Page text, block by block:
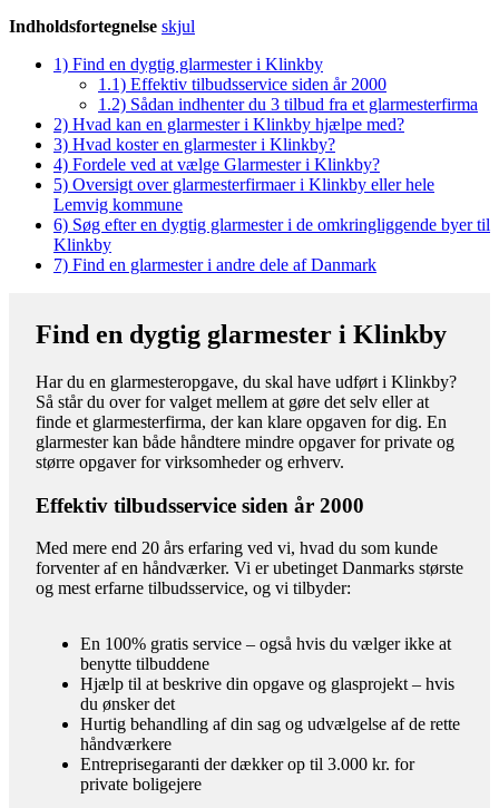
Indholdsfortegnelse skjul
1) Find en dygtig glarmester i Klinkby
1.1) Effektiv tilbudsservice siden år 2000
1.2) Sådan indhenter du 3 tilbud fra et glarmesterfirma
2) Hvad kan en glarmester i Klinkby hjælpe med?
3) Hvad koster en glarmester i Klinkby?
4) Fordele ved at vælge Glarmester i Klinkby?
5) Oversigt over glarmesterfirmaer i Klinkby eller hele
Lemvig kommune
6) Søg efter en dygtig glarmester i de omkringliggende byer til
Klinkby
7) Find en glarmester i andre dele af Danmark
Find en dygtig glarmester i Klinkby
Har du en glarmesteropgave, du skal have udført i Klinkby?
Så står du over for valget mellem at gøre det selv eller at
finde et glarmesterfirma, der kan klare opgaven for dig. En
glarmester kan både håndtere mindre opgaver for private og
større opgaver for virksomheder og erhverv.
Effektiv tilbudsservice siden år 2000
Med mere end 20 års erfaring ved vi, hvad du som kunde
forventer af en håndværker. Vi er ubetinget Danmarks største
og mest erfarne tilbudsservice, og vi tilbyder:
En 100% gratis service – også hvis du vælger ikke at
benytte tilbuddene
Hjælp til at beskrive din opgave og glasprojekt – hvis
du ønsker det
Hurtig behandling af din sag og udvælgelse af de rette
håndværkere
Entreprisegaranti der dækker op til 3.000 kr. for
private boligejere